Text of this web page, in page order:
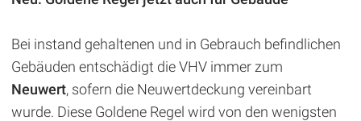
Bei instand gehaltenen und in Gebrauch befindlichen
Gebäuden entschädigt die VHV immer zum
Neuwert, sofern die Neuwertdeckung vereinbart
wurde. Diese Goldene Regel wird von den wenigsten